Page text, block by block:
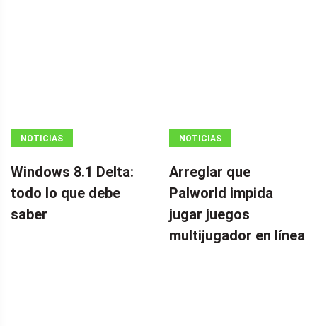
NOTICIAS
Windows 8.1 Delta:
todo lo que debe
saber
NOTICIAS
Arreglar que
Palworld impida
jugar juegos
multijugador en línea